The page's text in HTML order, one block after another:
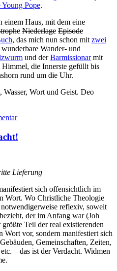
Young Pope.
einem Haus, mit dem eine
Niederlage Episode
, das mich nun schon mit zwei
Wander- und
und derBarmissionarmit
die Innerste gefüllt bis
rund um die Uhr.
Wort und Geist. Deo
Lieferung
sich offensichtlich im
Wort. Wo Christliche Theologie
reflexiv, soweit
der im Anfang war (Joh
Teil der real existierenden
vor, sondern manifestiert sich
Gemeinschaften, Zeiten,
– das ist der Verdacht. Widmen